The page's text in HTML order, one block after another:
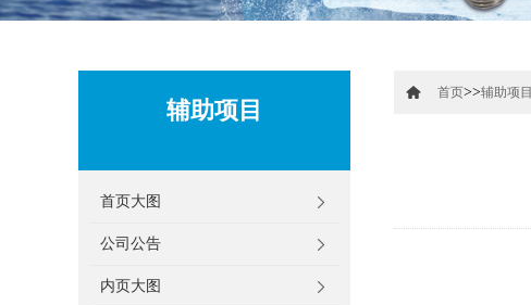
辅助项目
首页大图
公司公告
内页大图
首页>>辅助项目